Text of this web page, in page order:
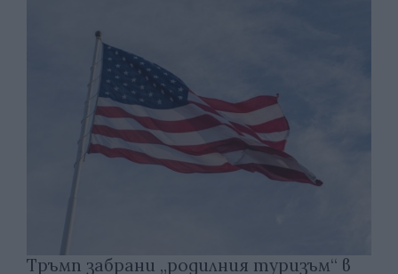
Тръмп забрани „родилния туризъм“ в